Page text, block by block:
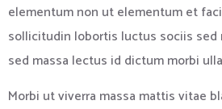
elementum non ut elementum et
sollicitudin lobortis luctus sociis sed
sed massa lectus id dictum morbi
Morbi ut viverra massa mattis vitae